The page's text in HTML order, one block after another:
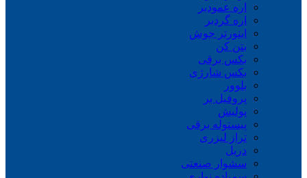
اره عمودبر
اره گردبر
اینورتر جوش
بتن کن
بکس برقی
بکس شارژی
بلوور
پروفیل بر
پولیش
پیستوله برقی
تراز لیزری
دریل
سشوار صنعتی